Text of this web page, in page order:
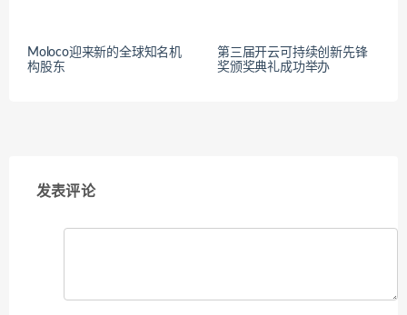
Moloco迎来新的全球知名机
构股东
第三届开云可持续创新先锋
奖颁奖典礼成功举办
发表评论